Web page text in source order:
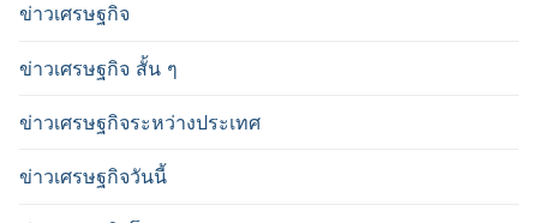
ข่าวเศรษฐกิจ
ข่าวเศรษฐกิจ สั้น ๆ
ข่าวเศรษฐกิจระหว่างประเทศ
ข่าวเศรษฐกิจวันนี้